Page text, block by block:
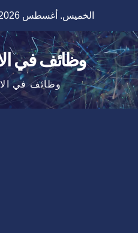
content
الخميس. أغسطس 6th, 2026
وظائف في
وظائف في